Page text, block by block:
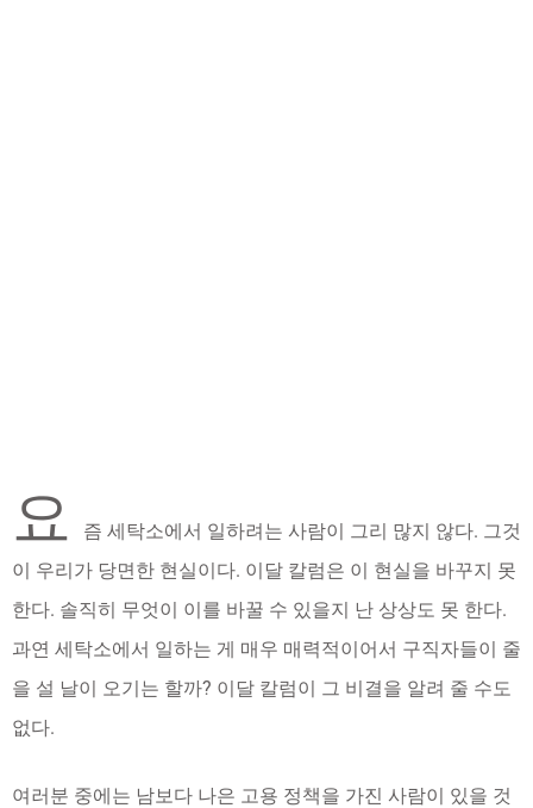
요
즘 세탁소에서 일하려는 사람이 그리 많지 않다. 그것
이 우리가 당면한 현실이다. 이달 칼럼은 이 현실을 바꾸지 못
한다. 솔직히 무엇이 이를 바꿀 수 있을지 난 상상도 못 한다.
과연 세탁소에서 일하는 게 매우 매력적이어서 구직자들이 줄
을 설 날이 오기는 할까? 이달 칼럼이 그 비결을 알려 줄 수도
없다.
여러분 중에는 남보다 나은 고용 정책을 가진 사람이 있을 것